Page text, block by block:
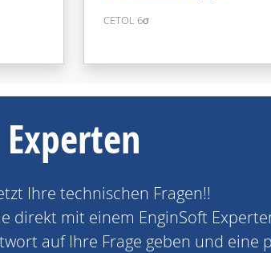
CETOL 6σ
Ihre technischen Fragen!!
direkt mit einem EnginSoft
auf Ihre Frage geben und eine